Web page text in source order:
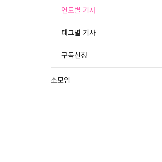
연도별 기사
태그별 기사
구독신청
소모임